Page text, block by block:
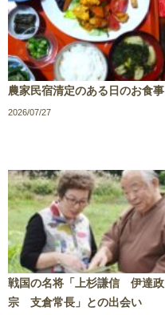
農家民宿清定のある日のお食事
2026/07/27
戦国の名将「上杉謙信 伊達政
宗 支倉常長」との出会い